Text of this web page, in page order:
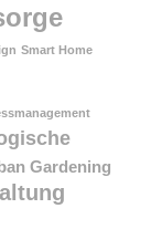
Smart Home
Gardening